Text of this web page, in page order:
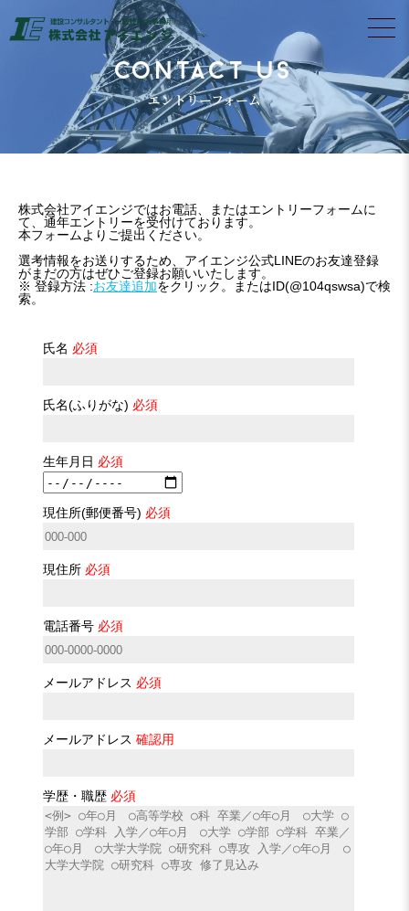
CONTACT US
エントリーフォーム
株式会社アイエンジではお電話、またはエントリーフォームに
て、通年エントリーを受付けております。
本フォームよりご提出ください。
選考情報をお送りするため、アイエンジ公式LINEのお友達登録
がまだの方はぜひご登録お願いいたします。
※ 登録方法 :お友達追加をクリック。またはID(@104qswsa)で検
索。
氏名 必須
氏名(ふりがな) 必須
生年月日 必須
現住所(郵便番号) 必須
現住所 必須
電話番号 必須
メールアドレス 必須
メールアドレス 確認用
学歴・職歴 必須